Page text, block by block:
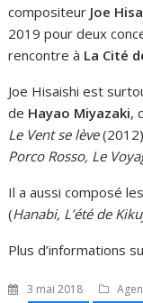
compositeur Joe
2019 pour deux
rencontre à La Cité
Joe Hisaishi est
de Hayao Miyazaki,
Le Vent se lève
Porco Rosso, Le
Il a aussi composé
(Hanabi, L’été de
Plus d’informations
3 mai 2018